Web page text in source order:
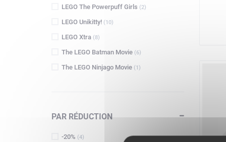
LEGO The Powerpuff Girls (2)
LEGO Unikitty! (10)
LEGO Xtra (8)
The LEGO Batman Movie (6)
The LEGO Ninjago Movie (1)
PAR RÉDUCTION
-20% (4)